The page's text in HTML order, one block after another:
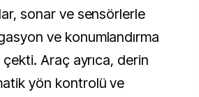
sonar ve sensörlerle
ve konumlandırma
Araç ayrıca, derin
yön kontrolü ve